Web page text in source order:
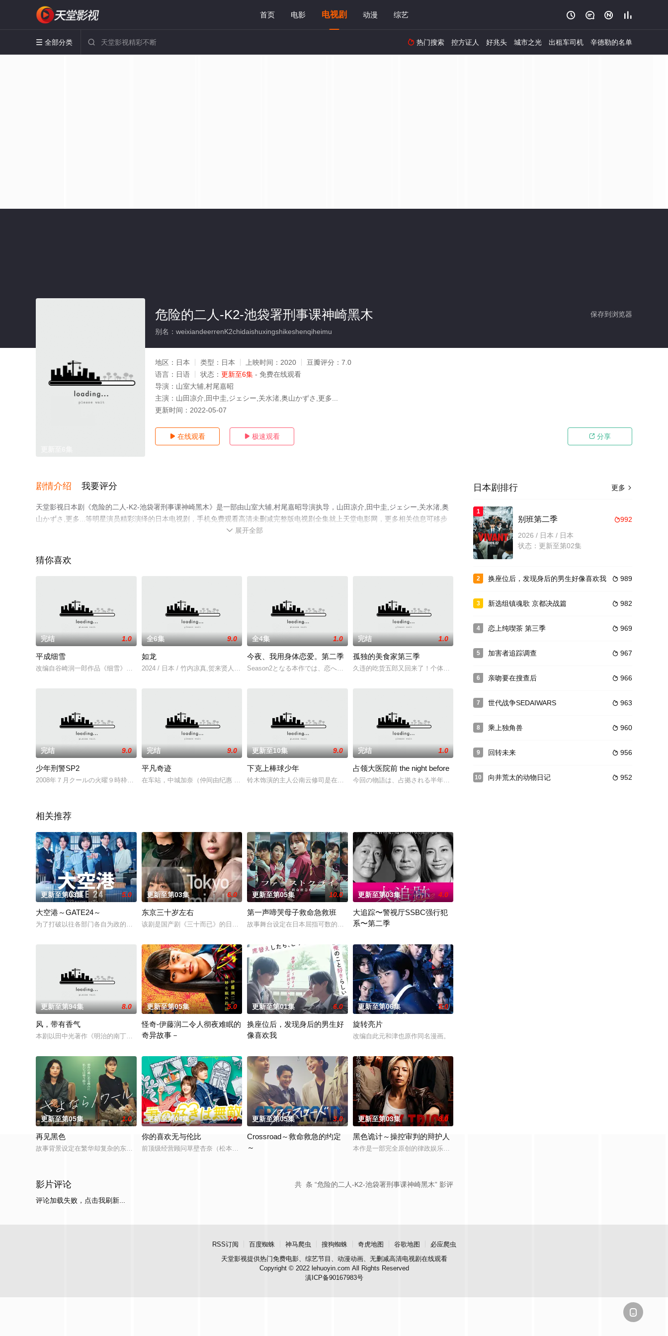
首页 电影 电视剧 动漫 综艺    
 全部分类   热门搜索 控方证人 好兆头 城市之光 出租车司机 辛德勒的名单
保存到浏览器
危险的二人-K2-池袋署刑事课神崎黑木
别名：weixiandeerrenK2chidaishuxingshikeshenqiheimu
地区： 日本 类型： 日本 上映时间： 2020 豆瓣评分： 7.0
语言： 日语 状态： 更新至6集 - 免费在线观看
导演： 山室大辅,村尾嘉昭
主演： 山田凉介,田中圭,ジェシー,关水渚,奥山かずさ,更多...
更新时间： 2022-05-07
 在线观看  极速观看  分享
剧情介绍 我要评分
天堂影视日本剧《危险的二人-K2-池袋署刑事课神崎黑木》是一部由山室大辅,村尾嘉昭导演执导，山田凉介,田中圭,ジェシー,关水渚,奥
山かずさ,更多...等明星演员精彩演绎的日本电视剧，手机免费观看高清未删减完整版电视剧全集就上天堂电影网，更多相关信息可移步
 展开全部
猜你喜欢
完结 1.0
平成细雪
改编自谷崎润一郎作品《细雪》。关西地区芦屋之莳冈世家，大姐高傲强势，二姐体贴务实，三妹优雅暧昧，四妹热情奔放，以四姐妹为中心开展之爱恨情仇。二姐
全6集 9.0
如龙
2024 / 日本 / 竹内凉真,贺来贤人,青木崇高
全4集 1.0
今夜、我用身体恋爱。第二季
Season2となる本作では、恋への葛藤や性に対するデリケートな悩みを抱えるヒロインたちの揺れる心情を描かれる。
完结 1.0
孤独的美食家第三季
久违的吃货五郎又回来了！个体杂货商店的老板井之头五郎（松重丰YutakaMatsushige饰）将在这个夏天不
完结 9.0
少年刑警SP2
2008年７月クールの火曜９時枠で放送された連続ドラマ『シバトラ～童顔刑事・柴田竹虎～』は、その後2009年の５月にスペシャルドラマを放送し、ど
完结 9.0
平凡奇迹
在车站，中城加奈（仲间由纪惠 饰）和田崎翔太（加濑亮 饰）因为一个想要自杀的乘客藤本诚（阵内孝则 饰）而邂逅。被对方的气息相互吸引的二人开始了邮
更新至10集 9.0
下克上棒球少年
铃木饰演的主人公南云修司是在三重县立越山高中任教3年的社会课教师。虽然一直到大学都在打棒球，但因为受伤而隐退。大学中途退学后，他曾
完结 1.0
占领大医院前 the night before
今回の物語は、占拠される半年前に遡る。耕一は、刑事・相模俊介（白洲迅）と共に設計事務所に侵入。界
相关推荐
更新至第03集 5.0
大空港～GATE24～
为了打破以往各部门各自为政的死板规矩，内阁官房直属成立了一个特殊的新部门“GATE24”。这个部门直接把负责查验护照的入境管理局、盯着行李物品的
更新至第03集 6.0
东京三十岁左右
该剧是国产剧《三十而已》的日本翻拍版。故事讲述曾从外地来到憧憬的东京的三位女性，在面对恋爱、工作、家庭等方面不如意的现实时，在“35岁”这一节点
更新至第05集 10.0
第一声啼哭母子救命急救班
故事舞台设定在日本屈指可数的顶级豪华医院“圣菲奥娜医院”。少子化、医生短缺、地方产科接连关闭……在令和时代的当下，守护母婴生命的“分娩
更新至第03集 4.0
大追踪〜警视厅SSBC强行犯
系〜第二季
更新至第94集 8.0
风，带有香气
本剧以田中光著作《明治的南丁格尔 大关和物语》为原案，取材自日本首位专业女护士大关和与铃木雅的真实经历，描绘了她们推动护士注册制度、设立派出看护
更新至第05集 5.0
怪奇-伊藤润二令人彻夜难眠的
奇异故事－
更新至第01集 6.0
换座位后，发现身后的男生好
像喜欢我
更新至第06集 5.0
旋转亮片
改编自此元和津也原作同名漫画。
更新至第05集 1.0
再见黑色
故事背景设定在繁华却复杂的东京池袋地区。西池袋警署新设立了“犯罪受害者支援室”，在这里，警察们将贴身陪伴遭遇各类案件的受害者及遗属，协助他们重新
更新至第04集 7.0
你的喜欢无与伦比
前顶级经营顾问草壁杏奈（松本若菜 饰）辞去高薪工作后，以零工维生。某次兼职中，她结识了性格偏执、与“可爱”毫不搭边的角色设计师濑尾深月（佐野勇斗
更新至第05集 3.0
Crossroad～救命救急的约定
～
更新至第03集 8.0
黑色诡计～操控审判的辩护人
本作是一部完全原创的律政娱乐作品，讲述了“捏造天才”且能力卓越的律师·浦真鷲直人，为对抗巨大权力为了
共 条 “危险的二人-K2-池袋署刑事课神崎黑木” 影评
影片评论
评论加载失败，点击我刷新...
更多 
日本剧排行
1
992
别班第二季
2026 / 日本 / 日本
状态：更新至第02集
2  989
换座位后，发现身后的男生好像喜欢我
3  982
新选组镇魂歌 京都决战篇
4  969
恋上纯喫茶 第三季
5  967
加害者追踪调查
6  966
亲吻要在搜查后
7  963
世代战争SEDAIWARS
8  960
乘上独角兽
9  956
回转未来
10  952
向井荒太的动物日记

RSS订阅 百度蜘蛛 神马爬虫 搜狗蜘蛛 奇虎地图 谷歌地图
必应爬虫
天堂影视提供热门免费电影、综艺节目、动漫动画、无删减高清电视剧在线观看
Copyright © 2022 lehuoyin.com All Rights Reserved
滇ICP备90167983号